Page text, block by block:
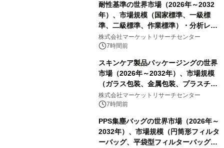
耐性基準の世界市場（2026年～2032
年）、市場規模（国家標準、一級標
準、二級標準、作業標準）・分析レポ
ートを発表
株式会社マーケットリサーチセンター
7時間前
スキンケア製品パッケージングの世界
市場（2026年～2032年）、市場規模
（ガラス包装、金属包装、プラスチッ
ク包装、その他）・分析レポートを発
表
株式会社マーケットリサーチセンター
7時間前
PPS集塵バッグの世界市場（2026年～
2032年）、市場規模（円筒形フィルタ
ーバッグ、平袋型フィルターバッグ、